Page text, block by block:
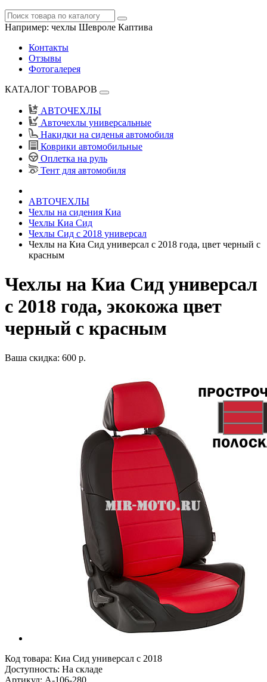
Например: чехлы Шевроле Каптива
Контакты
Отзывы
Фотогалерея
КАТАЛОГ ТОВАРОВ
АВТОЧЕХЛЫ
Авточехлы универсальные
Накидки на сиденья автомобиля
Коврики автомобильные
Оплетка на руль
Тент для автомобиля
АВТОЧЕХЛЫ
Чехлы на сидения Киа
Чехлы Киа Сид
Чехлы Сид с 2018 универсал
Чехлы на Киа Сид универсал с 2018 года, цвет черный с
красным
Чехлы на Киа Сид универсал
с 2018 года, экокожа цвет
черный с красным
Ваша скидка: 600 р.
Код товара: Киа Сид универсал с 2018
Доступность: На складе
Артикул: A-106-280